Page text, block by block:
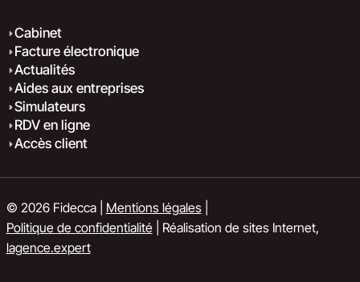
Cabinet
Facture électronique
Actualités
Aides aux entreprises
Simulateurs
RDV en ligne
Accès client
© 2026 Fidecca | Mentions légales|
Politique de confidentialité| Réalisation de sites Internet,
lagence.expert